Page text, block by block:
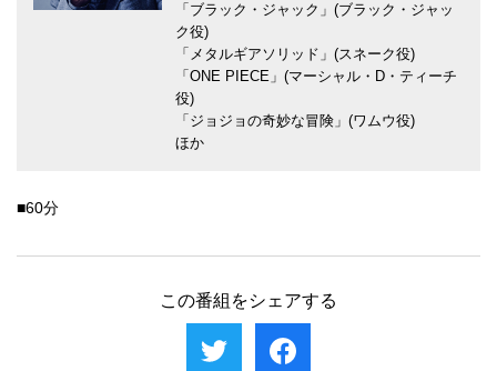
「ブラック・ジャック」(ブラック・ジャッ
ク役)
「メタルギアソリッド」(スネーク役)
「ONE PIECE」(マーシャル・D・ティーチ
役)
「ジョジョの奇妙な冒険」(ワムウ役)
ほか
■60分
この番組をシェアする